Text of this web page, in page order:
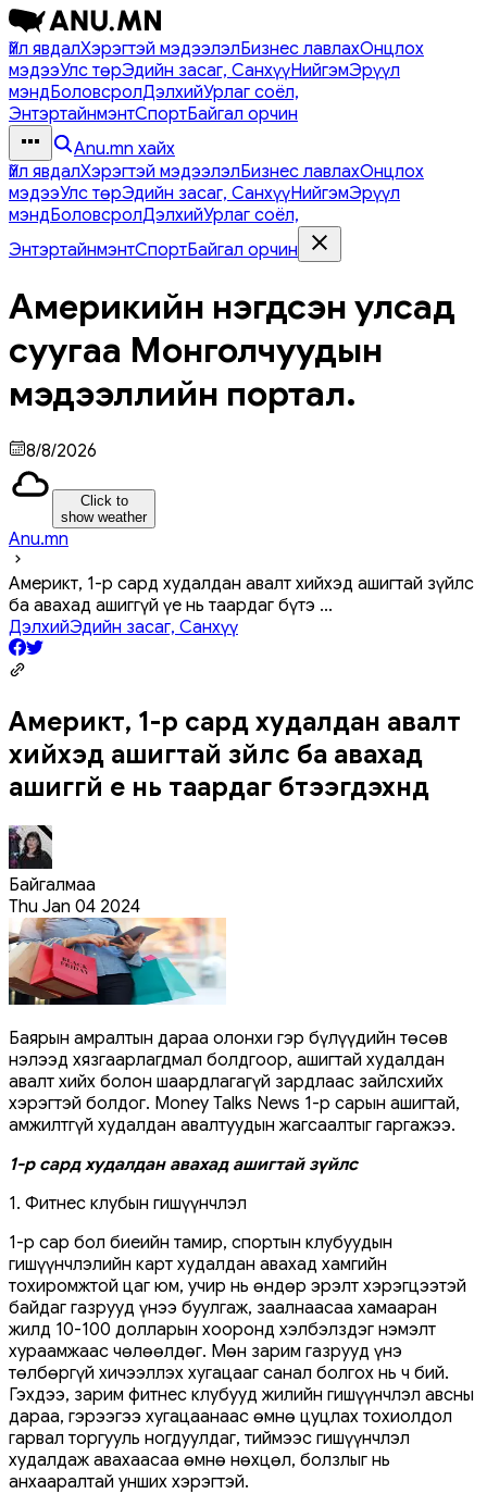
Үйл явдалХэрэгтэй мэдээлэлБизнес лавлахОнцлох
мэдээУлс төрЭдийн засаг, СанхүүНийгэмЭрүүл
мэндБоловсролДэлхийУрлаг соёл,
ЭнтэртайнмэнтСпортБайгал орчин
Anu.mn хайх
Үйл явдалХэрэгтэй мэдээлэлБизнес лавлахОнцлох
мэдээУлс төрЭдийн засаг, СанхүүНийгэмЭрүүл
мэндБоловсролДэлхийУрлаг соёл,
ЭнтэртайнмэнтСпортБайгал орчин
Америкийн нэгдсэн улсад
суугаа Монголчуудын
мэдээллийн портал.
8/8/2026
Click to
show weather
Anu.mn
Америкт, 1-р сард худалдан авалт хийхэд ашигтай зүйлс
ба авахад ашиггүй үе нь таардаг бүтэ ...
ДэлхийЭдийн засаг, Санхүү
Америкт, 1-р сард худалдан авалт
хийхэд ашигтай зүйлс ба авахад
ашиггүй үе нь таардаг бүтээгдэхүүнүүд
Байгалмаа
Thu Jan 04 2024
Баярын амралтын дараа олонхи гэр бүлүүдийн төсөв
нэлээд хязгаарлагдмал болдгоор, ашигтай худалдан
авалт хийх болон шаардлагагүй зардлаас зайлсхийх
хэрэгтэй болдог. Money Talks News 1-р сарын ашигтай,
амжилтгүй худалдан авалтуудын жагсаалтыг гаргажээ.
1-р сард худалдан авахад ашигтай зүйлс
1. Фитнес клубын гишүүнчлэл
1-р сар бол биеийн тамир, спортын клубуудын
гишүүнчлэлийн карт худалдан авахад хамгийн
тохиромжтой цаг юм, учир нь өндөр эрэлт хэрэгцээтэй
байдаг газрууд үнээ буулгаж, заалнаасаа хамааран
жилд 10-100 долларын хооронд хэлбэлздэг нэмэлт
хураамжаас чөлөөлдөг. Мөн зарим газрууд үнэ
төлбөргүй хичээллэх хугацааг санал болгох нь ч бий.
Гэхдээ, зарим фитнес клубууд жилийн гишүүнчлэл авсны
дараа, гэрээгээ хугацаанаас өмнө цуцлах тохиолдол
гарвал торгууль ногдуулдаг, тиймээс гишүүнчлэл
худалдаж авахаасаа өмнө нөхцөл, болзлыг нь
анхааралтай унших хэрэгтэй.